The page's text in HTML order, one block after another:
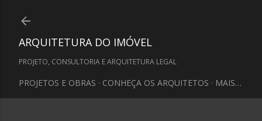
ARQUITETURA DO IMÓVEL
PROJETO, CONSULTORIA E ARQUITETURA LEGAL
PROJETOS E OBRAS CONHEÇA OS ARQUITETOS MAIS…